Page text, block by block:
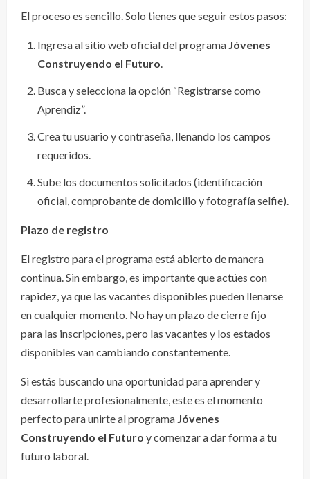
El proceso es sencillo. Solo tienes que seguir estos pasos:
Ingresa al sitio web oficial del programa Jóvenes
Construyendo el Futuro.
Busca y selecciona la opción “Registrarse como
Aprendiz”.
Crea tu usuario y contraseña, llenando los campos
requeridos.
Sube los documentos solicitados (identificación
oficial, comprobante de domicilio y fotografía selfie).
Plazo de registro
El registro para el programa está abierto de manera
continua. Sin embargo, es importante que actúes con
rapidez, ya que las vacantes disponibles pueden llenarse
en cualquier momento. No hay un plazo de cierre fijo
para las inscripciones, pero las vacantes y los estados
disponibles van cambiando constantemente.
Si estás buscando una oportunidad para aprender y
desarrollarte profesionalmente, este es el momento
perfecto para unirte al programa Jóvenes
Construyendo el Futuro y comenzar a dar forma a tu
futuro laboral.